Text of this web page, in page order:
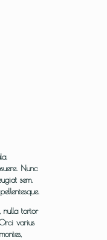
Nunc
sem.
nulla tortor
varius